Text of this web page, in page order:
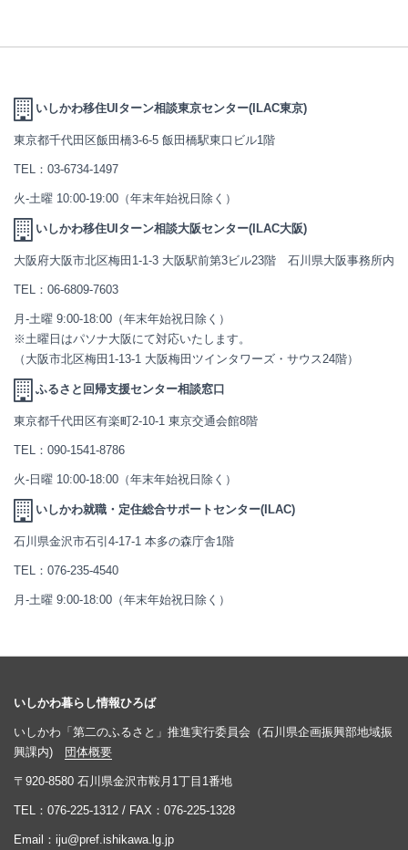
いしかわ移住UIターン相談東京センター(ILAC東京)
東京都千代田区飯田橋3-6-5 飯田橋駅東口ビル1階
TEL： 03-6734-1497
火-土曜 10:00-19:00（年末年始祝日除く）
いしかわ移住UIターン相談大阪センター(ILAC大阪)
大阪府大阪市北区梅田1-1-3 大阪駅前第3ビル23階 石川県大阪事務所内
TEL： 06-6809-7603
月-土曜 9:00-18:00（年末年始祝日除く）
※土曜日はパソナ大阪にて対応いたします。
（大阪市北区梅田1-13-1 大阪梅田ツインタワーズ・サウス24階）
ふるさと回帰支援センター相談窓口
東京都千代田区有楽町2-10-1 東京交通会館8階
TEL： 090-1541-8786
火-日曜 10:00-18:00（年末年始祝日除く）
いしかわ就職・定住総合サポートセンター(ILAC)
石川県金沢市石引4-17-1 本多の森庁舎1階
TEL： 076-235-4540
月-土曜 9:00-18:00（年末年始祝日除く）
いしかわ暮らし情報ひろば
いしかわ「第二のふるさと」推進実行委員会（石川県企画振興部地域振
興課内) 団体概要
〒920-8580 石川県金沢市鞍月1丁目1番地
TEL： 076-225-1312 / FAX：076-225-1328
Email： iju@pref.ishikawa.lg.jp